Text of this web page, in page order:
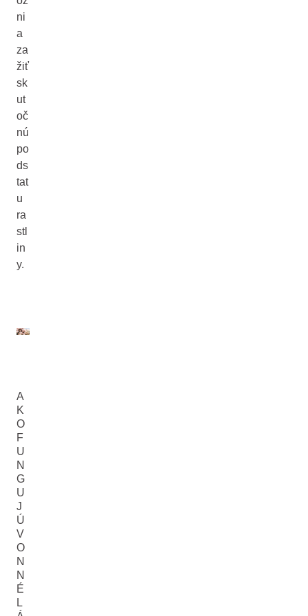
ni
a
za
žiť
sk
ut
oč
nú
po
ds
tat
u
ra
stl
in
y.
A
K
O
F
U
N
G
U
J
Ú
V
O
N
N
É
L